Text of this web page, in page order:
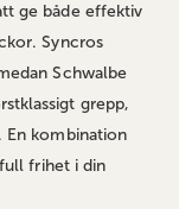
ge både effektiv
Syncros
Schwalbe
grepp,
En kombination
frihet i din